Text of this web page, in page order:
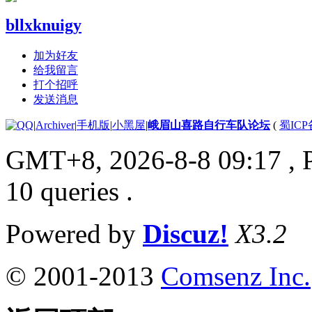
bllxknuigy
加为好友
给我留言
打个招呼
发送消息
|Archiver|手机版|小黑屋|峨眉山喜路自行车队论坛( 蜀ICP
GMT+8, 2026-8-8 09:17 ,
10 queries .
Powered by Discuz! X3.2
© 2001-2013 Comsenz Inc.